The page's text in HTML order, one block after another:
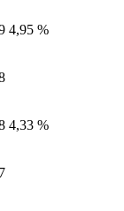
4,95 %
4,33 %